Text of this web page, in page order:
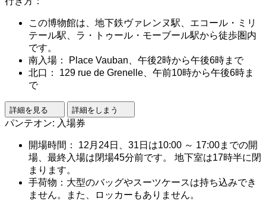
この博物館は、地下鉄ヴァレンヌ駅、エコール・ミリ
テール駅、ラ・トゥール・モーブール駅から徒歩圏内
です。
南入場： Place Vauban、午後2時から午後6時まで
北口： 129 rue de Grenelle、午前10時から午後6時ま
で
詳細を見る 詳細をしまう
パンテオン: 入場券
開場時間： 12月24日、31日は10:00 ～ 17:00までの開
場、最終入場は閉場45分前です。 地下室は17時半に閉
まります。
手荷物：大型のバッグやスーツケースは持ち込みでき
ません。また、ロッカーもありません。